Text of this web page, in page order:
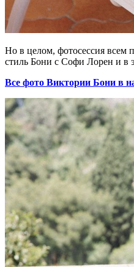
Но в целом, фотосессия всем
стиль Бони с Софи Лорен и в
Все фото Виктории Бони в